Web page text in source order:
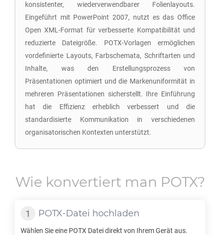
konsistenter, wiederverwendbarer Folienlayouts.
Eingeführt mit PowerPoint 2007, nutzt es das Office
Open XML-Format für verbesserte Kompatibilität und
reduzierte Dateigröße. POTX-Vorlagen ermöglichen
vordefinierte Layouts, Farbschemata, Schriftarten und
Inhalte, was den Erstellungsprozess von
Präsentationen optimiert und die Markenuniformität in
mehreren Präsentationen sicherstellt. Ihre Einführung
hat die Effizienz erheblich verbessert und die
standardisierte Kommunikation in verschiedenen
organisatorischen Kontexten unterstützt.
Wie konvertiert man POTX?
POTX-Datei hochladen
Wählen Sie eine POTX Datei direkt von Ihrem Gerät aus.